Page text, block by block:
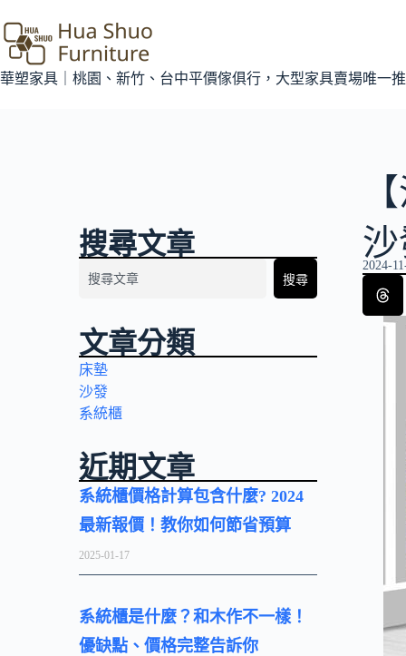
華塑家具｜桃園、新竹、台中平價傢俱行，大型家具賣場唯一
搜尋文章
搜尋
文章分類
床墊
沙發
系統櫃
近期文章
系統櫃價格計算包含什麼? 2024
最新報價！教你如何節省預算
2025-01-17
系統櫃是什麼？和木作不一樣！
優缺點、價格完整告訴你
2024-